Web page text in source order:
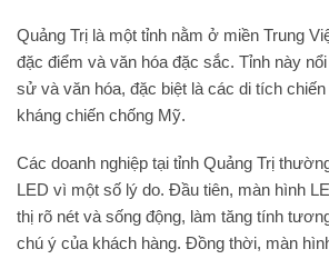
Quảng Trị là một tỉnh nằm ở miền Trung
đặc điểm và văn hóa đặc sắc. Tỉnh này
sử và văn hóa, đặc biệt là các di tích
kháng chiến chống Mỹ.
Các doanh nghiệp tại tỉnh Quảng Trị
LED vì một số lý do. Đầu tiên, màn hình
thị rõ nét và sống động, làm tăng tính
chú ý của khách hàng. Đồng thời, màn